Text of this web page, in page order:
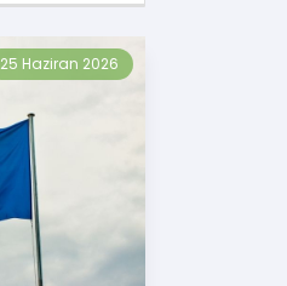
25 Haziran 2026